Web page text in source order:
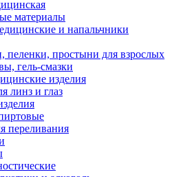
материалы
и напальчники
пеленки, простыни для взрослых
гель-смазки
изделия
линз и глаз
переливания